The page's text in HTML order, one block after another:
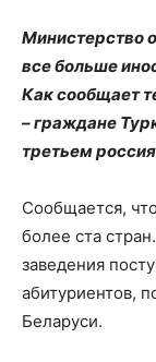
Министерство
все больше
Как сообщает
– граждане
третьем
Сообщается,
более ста
заведения
абитуриентов,
Беларуси.